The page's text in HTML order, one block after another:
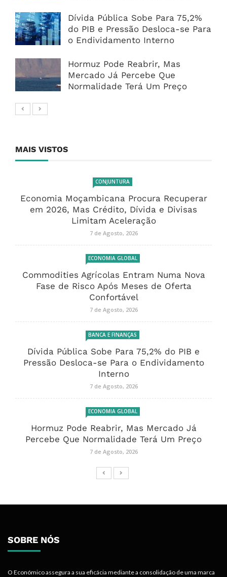
Dívida Pública Sobe Para 75,2%
do PIB e Pressão Desloca-se Para
o Endividamento Interno
Hormuz Pode Reabrir, Mas
Mercado Já Percebe Que
Normalidade Terá Um Preço
MAIS VISTOS
CONJUNTURA
Economia Moçambicana Procura Recuperar
em 2026, Mas Crédito, Dívida e Divisas
Limitam Aceleração
7 de Agosto, 2026
ECONOMIA GLOBAL
Commodities Agrícolas Entram Numa Nova
Fase de Risco Após Meses de Oferta
Confortável
7 de Agosto, 2026
BANCA E FINANÇAS
Dívida Pública Sobe Para 75,2% do PIB e
Pressão Desloca-se Para o Endividamento
Interno
7 de Agosto, 2026
ECONOMIA GLOBAL
Hormuz Pode Reabrir, Mas Mercado Já
Percebe Que Normalidade Terá Um Preço
7 de Agosto, 2026
SOBRE NÓS
O Económico assegura a sua eficácia mediante a consolidação de uma marca